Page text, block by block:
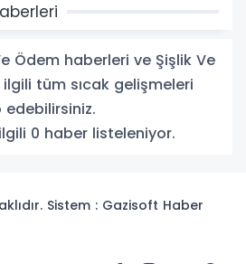
Ödem haberleri ve Şişlik Ve
tüm sıcak gelişmeleri
0 haber listeleniyor.
Sistem : Gazisoft Haber